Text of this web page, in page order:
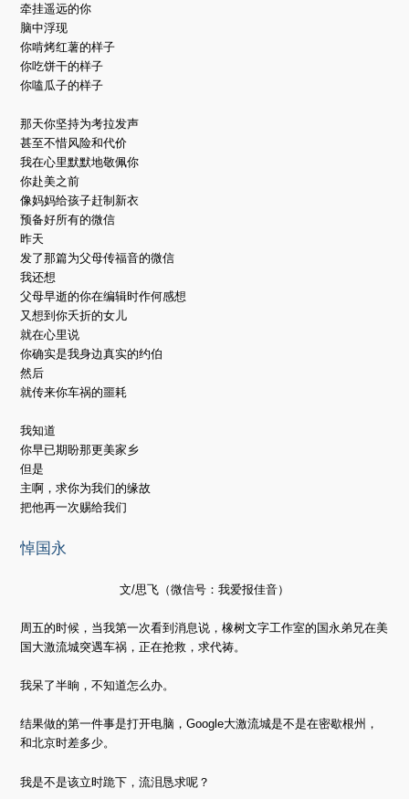
牵挂遥远的你
脑中浮现
你啃烤红薯的样子
你吃饼干的样子
你嗑瓜子的样子
那天你坚持为考拉发声
甚至不惜风险和代价
我在心里默默地敬佩你
你赴美之前
像妈妈给孩子赶制新衣
预备好所有的微信
昨天
发了那篇为父母传福音的微信
我还想
父母早逝的你在编辑时作何感想
又想到你夭折的女儿
就在心里说
你确实是我身边真实的约伯
然后
就传来你车祸的噩耗
我知道
你早已期盼那更美家乡
但是
主啊，求你为我们的缘故
把他再一次赐给我们
悼国永
文/思飞（微信号：我爱报佳音）
周五的时候，当我第一次看到消息说，橡树文字工作室的国永弟兄在美
国大激流城突遇车祸，正在抢救，求代祷。
我呆了半晌，不知道怎么办。
结果做的第一件事是打开电脑，Google大激流城是不是在密歇根州，
和北京时差多少。
我是不是该立时跪下，流泪恳求呢？